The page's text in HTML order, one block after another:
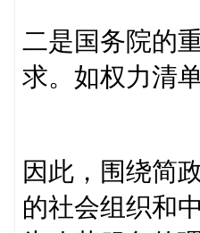
二是国务院的
求。如权力清
因此，围绕简
的社会组织和